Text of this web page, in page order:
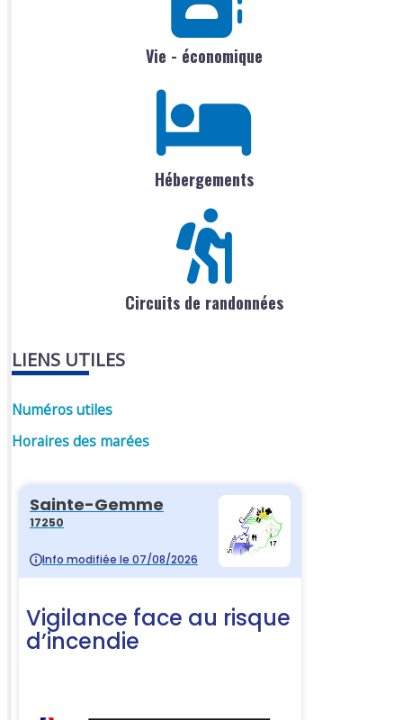
Vie - économique
Hébergements
Circuits de randonnées
LIENS UTILES
Numéros utiles
Horaires des marées